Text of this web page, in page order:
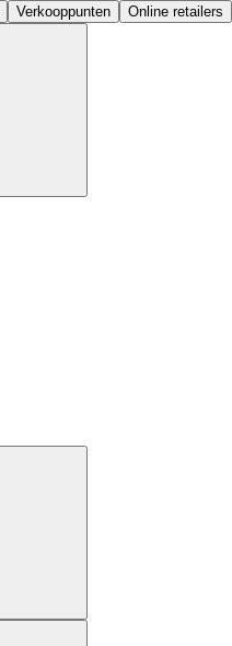
Verkooppunten Online retailers